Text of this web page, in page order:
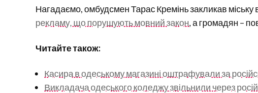
Нагадаємо, омбудсмен Тарас Кремінь закликав міську
рекламу, що порушують мовний закон, а громадян –
Читайте також:
Касира в одеському магазині оштрафували за
Викладача одеського коледжу звільнили через